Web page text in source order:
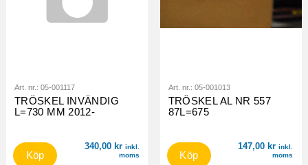
Art. nr.: 05-001117
TRÖSKEL INVÄNDIG
L=730 MM 2012-
340,00 kr inkl.
moms
Köp
Art. nr.: 05-001013
TRÖSKEL AL NR 557
87L=675
147,00 kr inkl.
moms
Köp